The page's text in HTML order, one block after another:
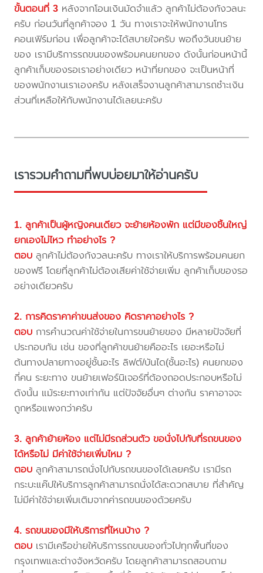
ขั้นตอนที่ 3 หลังจากโอนเงินมัดจำแล้ว ลูกค้าไม่ต้องกังวลนะ
ครับ ก่อนวันที่ลูกค้าจอง 1 วัน ทางเราจะให้พนักงานโทร
คอนเฟิร์มก่อน เพื่อลูกค้าจะได้สบายใจครับ พอถึงวันขนย้าย
ของ เรามีบริการรถขนของพร้อมคนยกของ ดังนั้นก่อนหน้านี้
ลูกค้าเก็บของรอเราอย่างเดียว หน้าที่ยกของ จะเป็นหน้าที่
ของพนักงานเราเองครับ หลังเสร็จงานลูกค้าสามารถชำะเงิน
ส่วนที่เหลือให้กับพนักงานได้เลยนะครับ
เรารวมคำถามที่พบบ่อยมาให้อ่านครับ
1. ลูกค้าเป็นผู้หญิงคนเดียว จะย้ายห้องพัก แต่มีของชิ้นใหญ่
ยกเองไม่ไหว ทำอย่างไร ?
ตอบ ลูกค้าไม่ต้องกังวลนะครับ ทางเราให้บริการพร้อมคนยก
ของฟรี โดยที่ลูกค้าไม่ต้องเสียค่าใช้จ่ายเพิ่ม ลูกค้าเก็บของรอ
อย่างเดียวครับ
2. การคิดราคาค่าขนส่งของ คิดราคาอย่างไร ?
ตอบ การคำนวณค่าใช้จ่ายในการขนย้ายของ มีหลายปัจจัยที่
ประกอบกัน เช่น ของที่ลูกค้าขนย้ายคืออะไร เยอะหรือไม่
ต้นทางปลายทางอยู่ชั้นอะไร ลิฟต์/บันได(ชั้นอะไร) คนยกของ
กี่คน ระยะทาง ขนย้ายเฟอร์นิเจอร์ที่ต้องถอดประกอบหรือไม่
ดังนั้น แม้ระยะทางเท่ากัน แต่ปัจจัยอื่นๆ ต่างกัน ราคาอาจจะ
ถูกหรือแพงกว่าครับ
3. ลูกค้าย้ายห้อง แต่ไม่มีรถส่วนตัว ขอนั่งไปกับที่รถขนของ
ได้หรือไม่ มีค่าใช้จ่ายเพิ่มไหม ?
ตอบ ลูกค้าสามารถนั่งไปกับรถขนของได้เลยครับ เรามีรถ
กระบะแค๊ปให้บริการลูกค้าสามารถนั่งได้สะดวกสบาย ที่สำคัญ
ไม่มีค่าใช้จ่ายเพิ่มเติมจากค่ารถขนของด้วยครับ
4. รถขนของมีให้บริการที่ไหนบ้าง ?
ตอบ เรามีเครือข่ายให้บริการรถขนของทั่วไปทุกพื้นที่ของ
กรุงเทพและต่างจังหวัดครับ โดยลูกค้าสามารถสอบถาม